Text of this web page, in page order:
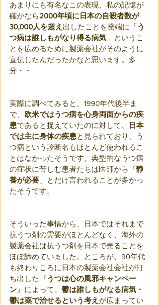
あまりにも有名なこの表現、私の記憶が
確かなら2000年頃に日本の自殺者数が
30,000人を超え 出したことを発端に「う
つ病は誰しもがなり得る病気 」というこ
とを広めるために製薬会社がそのように
宣伝したんだったかなと思います。多
分・・
実際に調べてみると、1990年代後半ま
で、 欧米ではうつ病を心身両面からの疾
患であると捉えていたのに対して、
日本
では主に身体の疾患と見られており、う
つ病という診断名もほとんど使われるこ
とはなかったそうです。典型的なうつ病
の症状に苦しむ患者たちは医師から「静
養が必要 」とだけ言われることが多かっ
たそうです。
そういった事情から、日本ではそれまで
抗うつ剤の需要がほとんどなく、海外の
製薬会社は抗うつ剤を日本で売ることを
ほぼ諦めていました。ところが、90年代
も終わりころに日本の製薬会社会社が打
ち出した『うつは心の風邪キャンペー
ン 』によって、 鬱は誰しもがなる病気・
鬱は薬で治せるという考え が広まってい